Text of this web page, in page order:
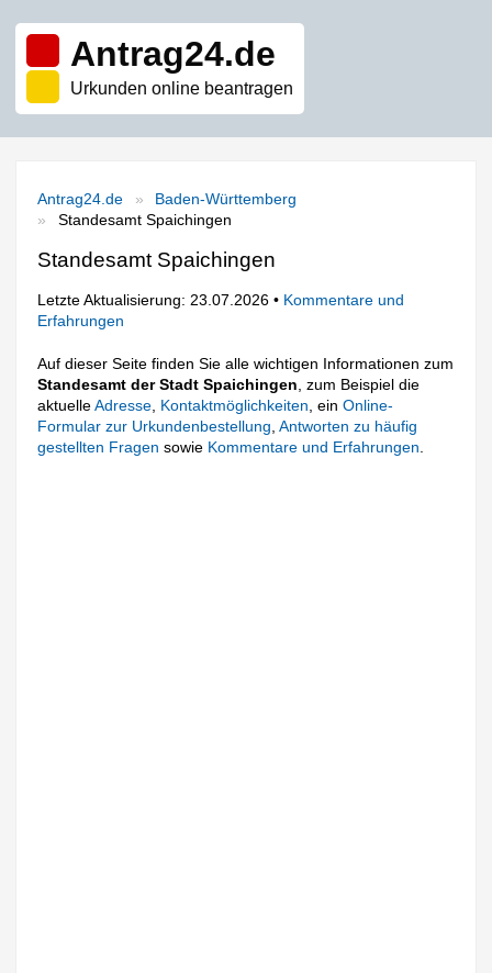
Antrag24.de
Urkunden online beantragen
Antrag24.de
Baden-Württemberg
Standesamt Spaichingen
Standesamt Spaichingen
Letzte Aktualisierung: 23.07.2026 • Kommentare und
Erfahrungen
Auf dieser Seite finden Sie alle wichtigen Informationen zum
Standesamt der Stadt Spaichingen , zum Beispiel die
aktuelleAdresse Kontaktmöglichkeiten , einOnline-
Formular zur Urkundenbestellung ,Antworten zu häufig
gestellten Fragen sowie Kommentare und Erfahrungen